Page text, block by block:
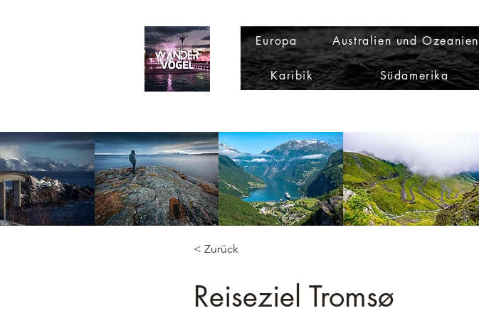
Europa Australien und Ozeanien
Karibik Südamerika
< Zurück
Reiseziel Tromsø